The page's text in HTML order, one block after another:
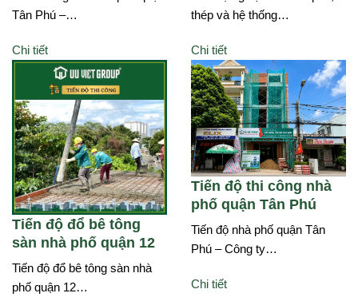
Tân Phú –…
Chi tiết
thép và hệ thống…
Chi tiết
Tiến độ đổ bê tông
sàn nhà phố quận 12
Tiến độ đổ bê tông sàn nhà
phố quận 12…
Tiến độ thi công nhà
phố quận Tân Phú
Tiến độ nhà phố quận Tân
Phú – Công ty…
Chi tiết